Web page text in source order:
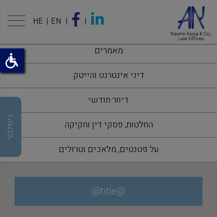
HE EN
מאמרים
דיני אינטרנט והייטק
דיוור חודשי
החלטות, פסקי דין וחקיקה
על פטנטים, מלאכים וטרולים
@title@
ניוזלטר